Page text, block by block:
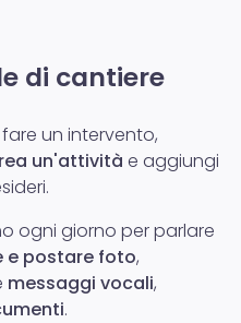
di cantiere
un intervento,
un'attività e aggiungi
ogni giorno per parlare
e postare foto,
messaggi vocali,
.